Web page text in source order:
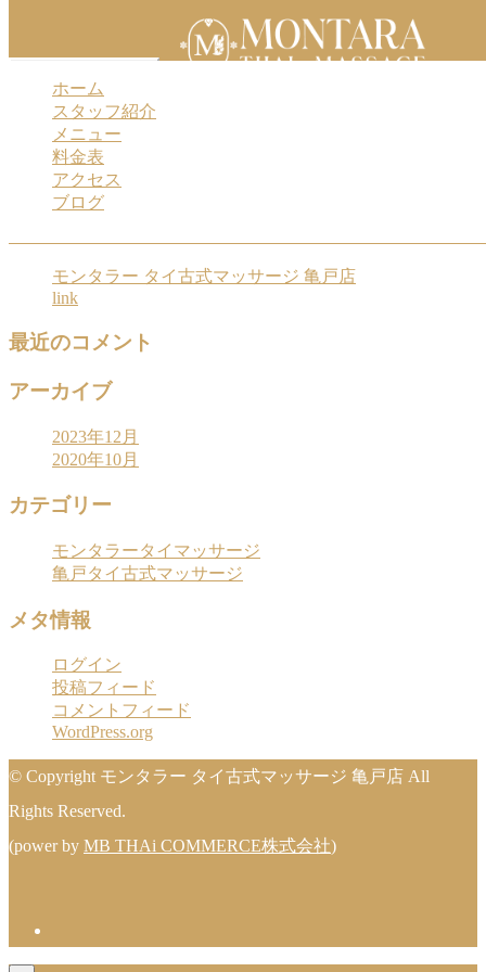
Toggle navigation ja
ホーム
スタッフ紹介
メニュー
料金表
アクセス
ブログ
無料ドリンク 亀戸 タイ古式マッサージ モンタラー
モンタラー タイ古式マッサージ 亀戸店
link
最近のコメント
アーカイブ
2023年12月
2020年10月
カテゴリー
モンタラータイマッサージ
亀戸タイ古式マッサージ
メタ情報
ログイン
投稿フィード
コメントフィード
WordPress.org
© Copyright モンタラー タイ古式マッサージ 亀戸店 All
Rights Reserved.
(power by MB THAi COMMERCE株式会社)